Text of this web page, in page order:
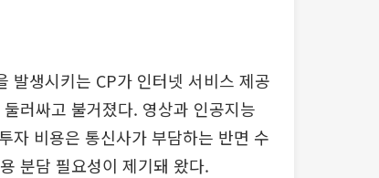
발생시키는 CP가 인터넷 서비스 제공
러싸고 불거졌다. 영상과 인공지능
자 비용은 통신사가 부담하는 반면 수
분담 필요성이 제기돼 왔다.